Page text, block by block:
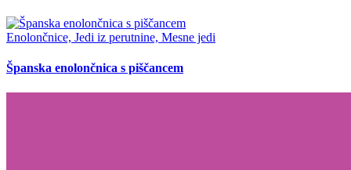
Enolončnice, Jedi iz perutnine, Mesne jedi
Španska enolončnica s piščancem